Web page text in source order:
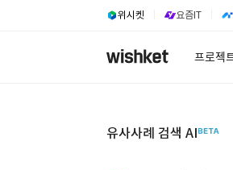
위시켓 요즘IT
프로젝
유사사례 검색 AI